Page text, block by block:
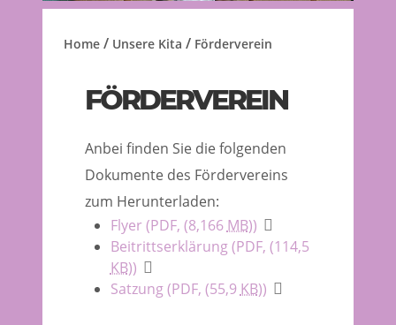
Home / Unsere Kita / Förderverein
FÖRDERVEREIN
Anbei finden Sie die folgenden
Dokumente des Fördervereins
zum Herunterladen:
Flyer (PDF, (8,166 MB))
Beitrittserklärung(PDF, (114,5
KB))
Satzung(PDF, (55,9 KB))